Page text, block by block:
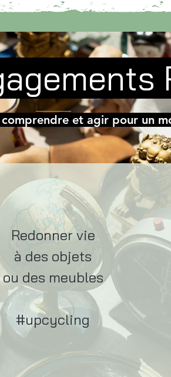
et agir pour un
Redonner vie
à des objets
ou des meubles
#upcycling